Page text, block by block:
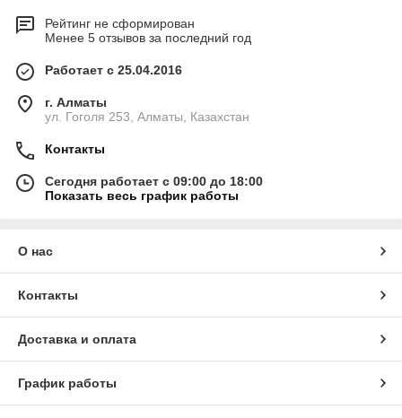
Рейтинг не сформирован
Менее 5 отзывов за последний год
Работает с 25.04.2016
г. Алматы
ул. Гоголя 253, Алматы, Казахстан
Контакты
Сегодня работает с 09:00 до 18:00
Показать весь график работы
О нас
Контакты
Доставка и оплата
График работы